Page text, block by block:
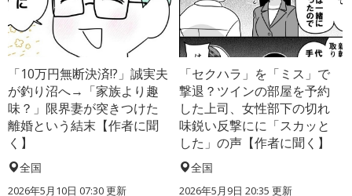
「10万円無断決済!?」誠実夫
が釣り沼へ→「家族より趣
味？」限界妻が突きつけた
離婚という結末【作者に聞
く】
全国
2026年5月10日 07:30 更新
「セクハラ」を「ミス」で
撃退？ツインの部屋を予約
した上司、女性部下の切れ
味鋭い反撃にに「スカッと
した」の声【作者に聞く】
全国
2026年5月9日 20:35 更新